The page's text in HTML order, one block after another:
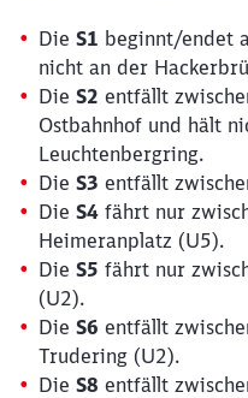
Die S1 beginnt/endet
nicht an der
Die S2 entfällt
Ostbahnhof und hält
Leuchtenbergring.
Die S3 entfällt
Die S4 fährt nur
Heimeranplatz (U5).
Die S5 fährt nur
(U2).
Die S6 entfällt
Trudering (U2).
Die S8 entfällt